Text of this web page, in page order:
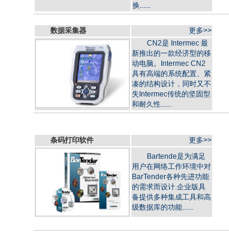
换......
数据采集器
更多>>
CN2是 Intermec 最
新推出的一款经济型的移
动电脑。Intermec CN2
具有高端的系统配置、紧
凑的结构设计，同时又不
失Intermec传统的坚固型
和耐久性......
条码打印软件
更多>>
Bartende是为满足
用户在网络工作环境中对
BarTender各种先进功能
的需求而设计.企业版具
备提供多种集成工具和高
级数据库的功能......